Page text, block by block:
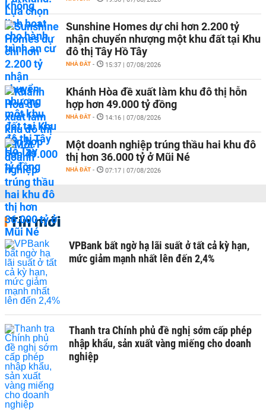
Sunshine Homes dự chi hơn 2.200 tỷ
nhận chuyển nhượng một khu đất tại Khu
đô thị Tây Hồ Tây
NHÀ ĐẤT - 15:37 | 07/08/2026
Khánh Hòa đề xuất làm khu đô thị hỗn
hợp hơn 49.000 tỷ đồng
NHÀ ĐẤT - 14:16 | 07/08/2026
Một doanh nghiệp trúng thầu hai khu đô
thị hơn 36.000 tỷ ở Mũi Né
NHÀ ĐẤT - 07:17 | 07/08/2026
Tin mới
VPBank bất ngờ hạ lãi suất ở tất cả kỳ hạn,
mức giảm mạnh nhất lên đến 2,4%
Thanh tra Chính phủ đề nghị sớm cấp phép
nhập khẩu, sản xuất vàng miếng cho doanh
nghiệp